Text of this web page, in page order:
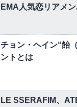
EMA人気恋リアメ
チョン・ヘイン“飴
ントとは
LE SSERAFIM、